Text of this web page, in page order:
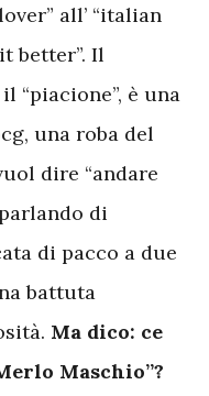
all’ “italian
better”. Il
“piacione”, è una
una roba del
dire “andare
di
di pacco a due
battuta
Ma dico: ce
Maschio”?